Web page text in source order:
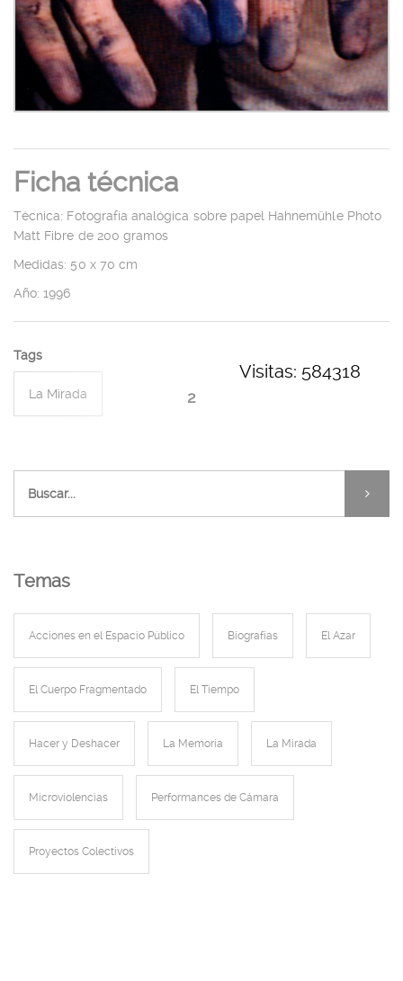
Ficha técnica
Técnica: Fotografía analógica sobre papel Hahnemühle Photo
Matt Fibre de 200 gramos
Medidas: 50 x 70 cm
Año: 1996
Visitas: 584318
Tags
La Mirada 2
Temas
Acciones en el Espacio Público Biografías El Azar
El Cuerpo Fragmentado El Tiempo
Hacer y Deshacer La Memoria La Mirada
Microviolencias Performances de Cámara
Proyectos Colectivos